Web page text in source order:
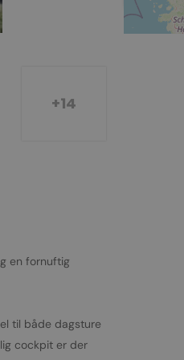
+14
en fornuftig
til både dagsture
cockpit er der